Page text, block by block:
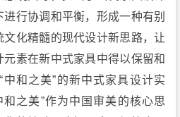
行协调和平衡，形成一种有别
化精髓的现代设计新思路，让
素在新中式家具中得以保留和
和之美”的新中式家具设计实
之美”作为中国审美的核心思